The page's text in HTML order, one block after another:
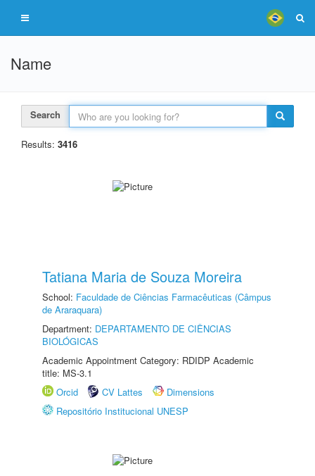
Name
Search
Results: 3416
Tatiana Maria de Souza Moreira
School: Faculdade de Ciências Farmacêuticas (Câmpus
de Araraquara)
Department: DEPARTAMENTO DE CIÊNCIAS
BIOLÓGICAS
Academic Appointment Category: RDIDP Academic
title: MS-3.1
Orcid
CV Lattes
Dimensions
Repositório Institucional UNESP